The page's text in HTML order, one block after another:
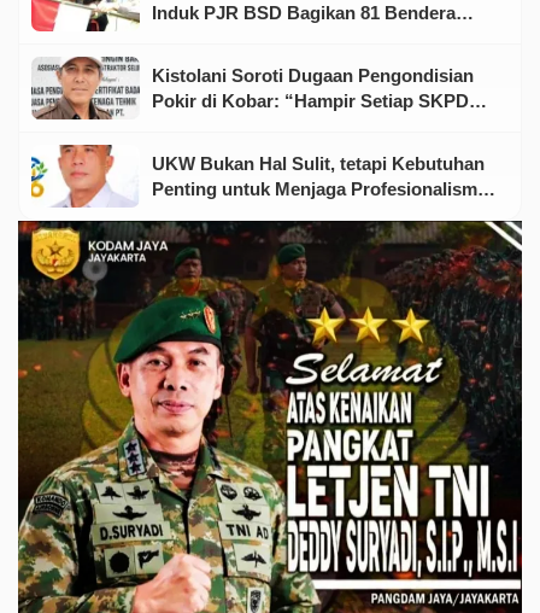
Induk PJR BSD Bagikan 81 Bendera
Kistolani Soroti Dugaan Pengondisian
Pokir di Kobar: “Hampir Setiap SKPD
UKW Bukan Hal Sulit, tetapi Kebutuhan
Penting untuk Menjaga Profesionalisme